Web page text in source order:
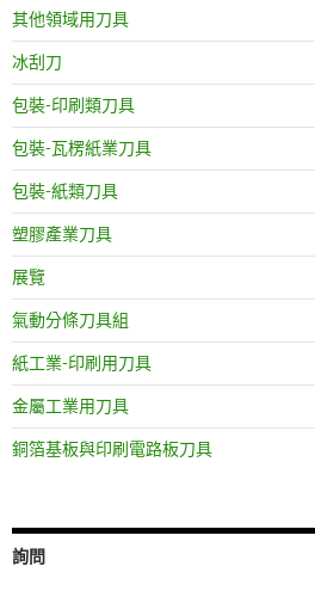
其他領域用刀具
冰刮刀
包裝-印刷類刀具
包裝-瓦楞紙業刀具
包裝-紙類刀具
塑膠產業刀具
展覽
氣動分條刀具組
紙工業-印刷用刀具
金屬工業用刀具
銅箔基板與印刷電路板刀具
詢問